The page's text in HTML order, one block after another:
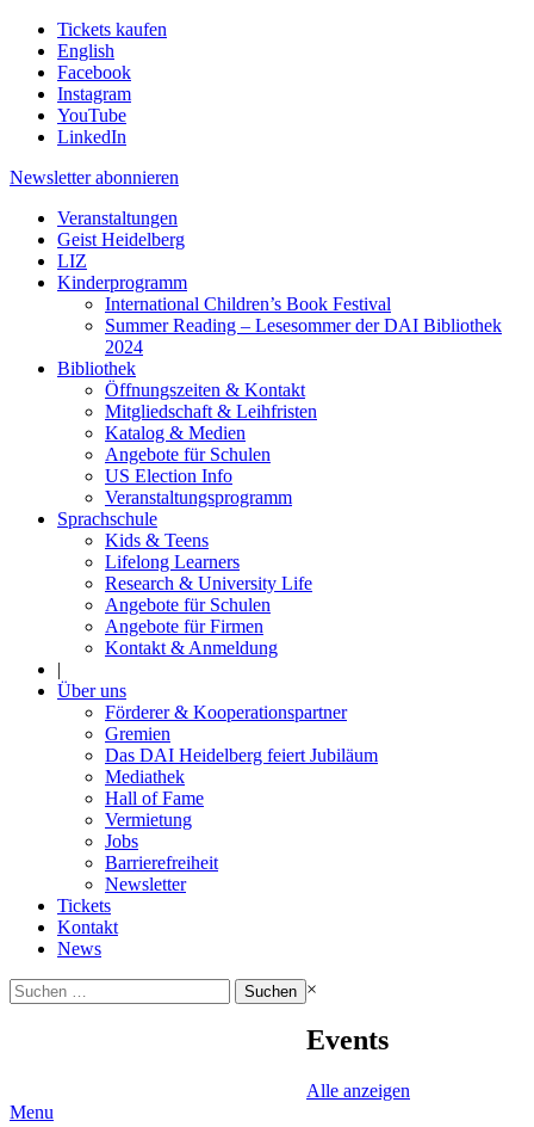
Tickets kaufen
English
Facebook
Instagram
YouTube
LinkedIn
Newsletter abonnieren
Veranstaltungen
Geist Heidelberg
LIZ
Kinderprogramm
International Children’s Book Festival
Summer Reading – Lesesommer der DAI Bibliothek
2024
Bibliothek
Öffnungszeiten & Kontakt
Mitgliedschaft & Leihfristen
Katalog & Medien
Angebote für Schulen
US Election Info
Veranstaltungsprogramm
Sprachschule
Kids & Teens
Lifelong Learners
Research & University Life
Angebote für Schulen
Angebote für Firmen
Kontakt & Anmeldung
|
Über uns
Förderer & Kooperationspartner
Gremien
Das DAI Heidelberg feiert Jubiläum
Mediathek
Hall of Fame
Vermietung
Jobs
Barrierefreiheit
Newsletter
Tickets
Kontakt
News
Suchen
nach:
×
Events
Alle anzeigen
Menu